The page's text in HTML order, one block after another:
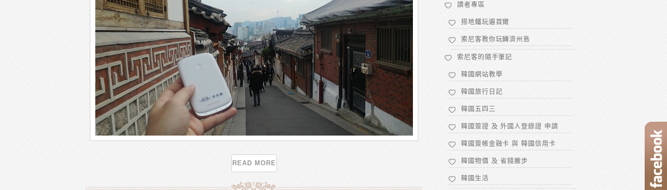
READ MORE
讀者專區
搭地鐵玩遍首爾
索尼客教你玩轉濟州島
索尼客的隨手筆記
韓國網站教學
韓國旅行日記
韓國五四三
韓國簽證 及 外國人登錄證 申請
韓國簽帳金融卡 與 韓國信用卡
韓國物價 及 省錢撇步
韓國生活